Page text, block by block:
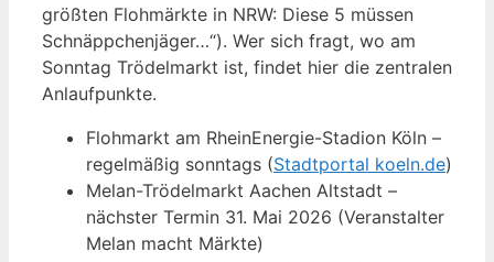
größten Flohmärkte in NRW: Diese 5 müssen
Schnäppchenjäger…“). Wer sich fragt, wo am
Sonntag Trödelmarkt ist, findet hier die zentralen
Anlaufpunkte.
Flohmarkt am RheinEnergie-Stadion Köln –
regelmäßig sonntags (Stadtportal koeln.de)
Melan-Trödelmarkt Aachen Altstadt –
nächster Termin 31. Mai 2026 (Veranstalter
Melan macht Märkte)